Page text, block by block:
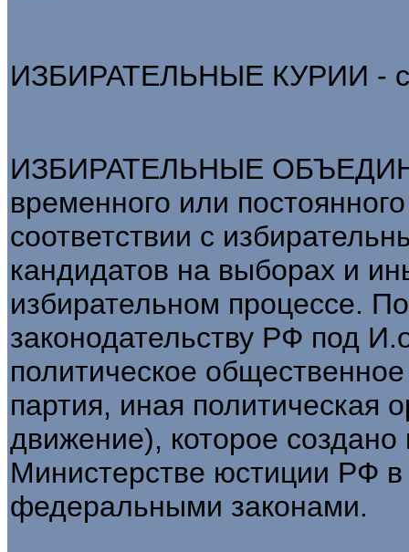
ИЗБИРАТЕЛЬНЫЕ КУРИИ -
ИЗБИРАТЕЛЬНЫЕ
временного или
соответствии с
кандидатов на выборах и
избирательном процессе.
законодательству РФ под
политическое
партия, иная политическая
движение), которое создано
Министерстве юстиции РФ
федеральными законами.